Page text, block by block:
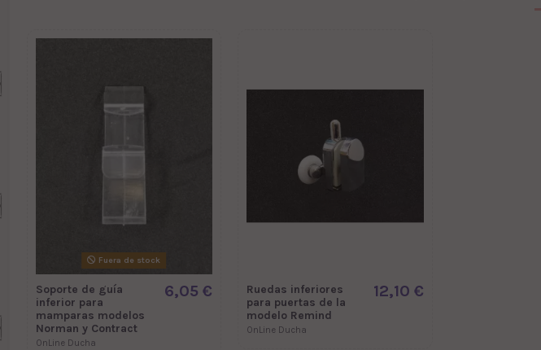
Fuera de stock
Soporte de guía
inferior para
mamparas modelos
Norman y Contract
OnLine Ducha
6,05 €
Ruedas inferiores
para puertas de la
modelo Remind
OnLine Ducha
12,10 €